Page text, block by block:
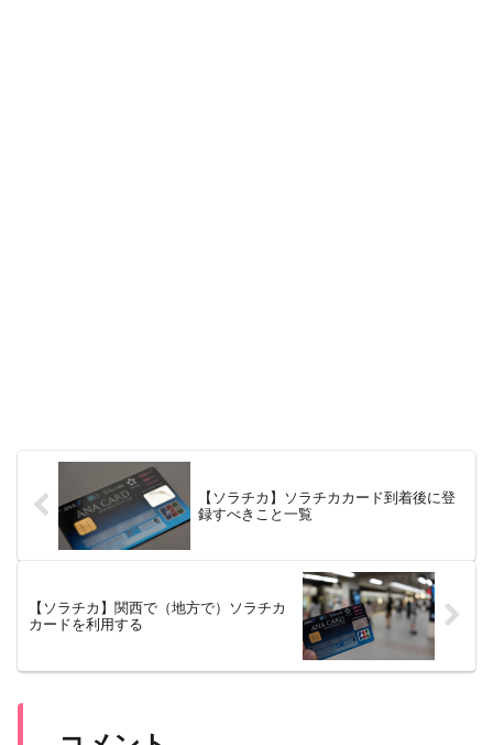
【ソラチカ】ソラチカカード到着後に登
録すべきこと一覧
【ソラチカ】関西で（地方で）ソラチカ
カードを利用する